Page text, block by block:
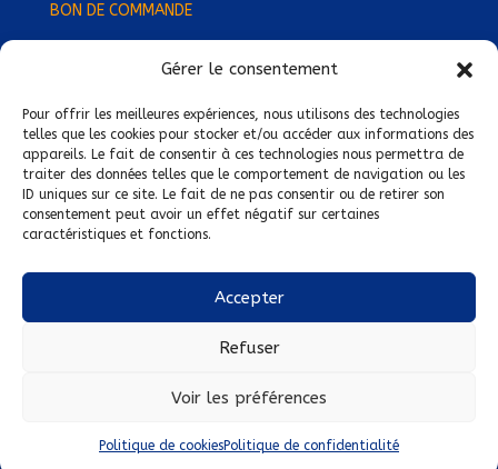
Gérer le consentement
Pour offrir les meilleures expériences, nous utilisons des technologies
telles que les cookies pour stocker et/ou accéder aux informations des
appareils. Le fait de consentir à ces technologies nous permettra de
traiter des données telles que le comportement de navigation ou les
ID uniques sur ce site. Le fait de ne pas consentir ou de retirer son
consentement peut avoir un effet négatif sur certaines
caractéristiques et fonctions.
Accepter
Refuser
Voir les préférences
Politique de cookiesPolitique de confidentialité
BON DE COMMANDE
Devenez Délégué·e Régional·e !
Trouvez-nous près de chez vous !
Mentions légales
Conditions générales de vente
Politique de confidentialité